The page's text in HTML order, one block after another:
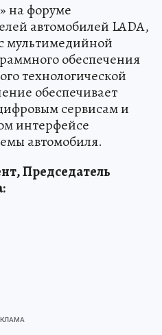
на форуме
автомобилей LADA,
мультимедийной
обеспечения
технологической
обеспечивает
сервисам и
интерфейсе
автомобиля.
Председатель